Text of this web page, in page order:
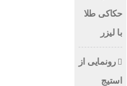
حکاکی طلا
با لیزر
رونمایی از
استیج